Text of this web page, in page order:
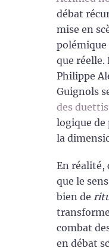
débat
mise en
polémique
que réelle.
Philippe
Guignols
des
logique de
la
En réalité,
que le
bien de
combat
en débat